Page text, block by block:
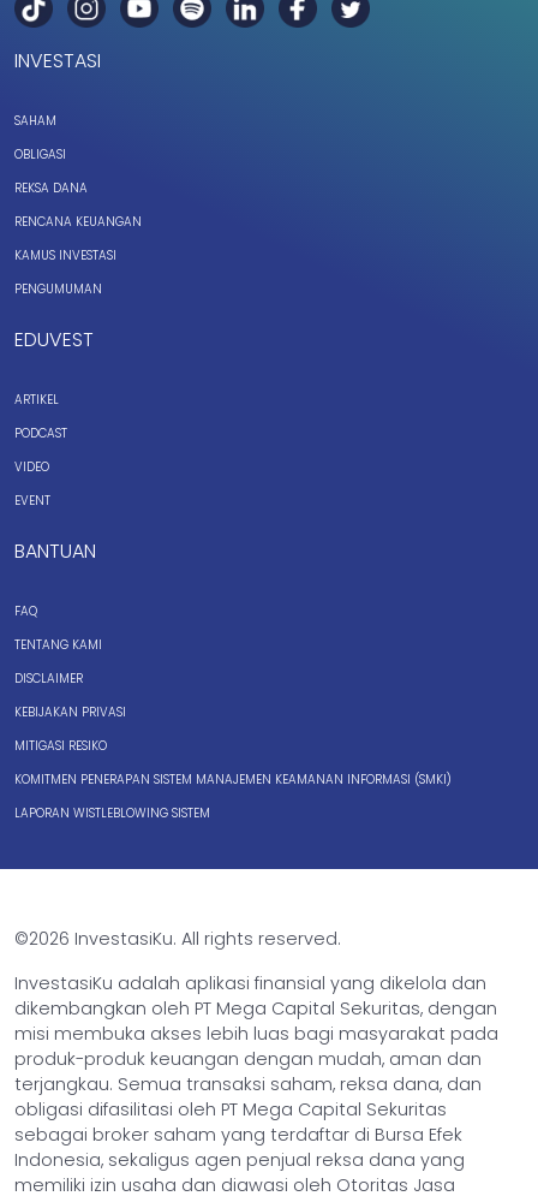
INVESTASI
SAHAM
OBLIGASI
REKSA DANA
RENCANA KEUANGAN
KAMUS INVESTASI
PENGUMUMAN
EDUVEST
ARTIKEL
PODCAST
VIDEO
EVENT
BANTUAN
FAQ
TENTANG KAMI
DISCLAIMER
KEBIJAKAN PRIVASI
MITIGASI RESIKO
KOMITMEN PENERAPAN SISTEM MANAJEMEN KEAMANAN INFORMASI (SMKI)
LAPORAN WISTLEBLOWING SISTEM
©2026 InvestasiKu. All rights reserved.
InvestasiKu adalah aplikasi finansial yang dikelola dan
dikembangkan oleh PT Mega Capital Sekuritas, dengan
misi membuka akses lebih luas bagi masyarakat pada
produk-produk keuangan dengan mudah, aman dan
terjangkau. Semua transaksi saham, reksa dana, dan
obligasi difasilitasi oleh PT Mega Capital Sekuritas
sebagai broker saham yang terdaftar di Bursa Efek
Indonesia, sekaligus agen penjual reksa dana yang
memiliki izin usaha dan diawasi oleh Otoritas Jasa